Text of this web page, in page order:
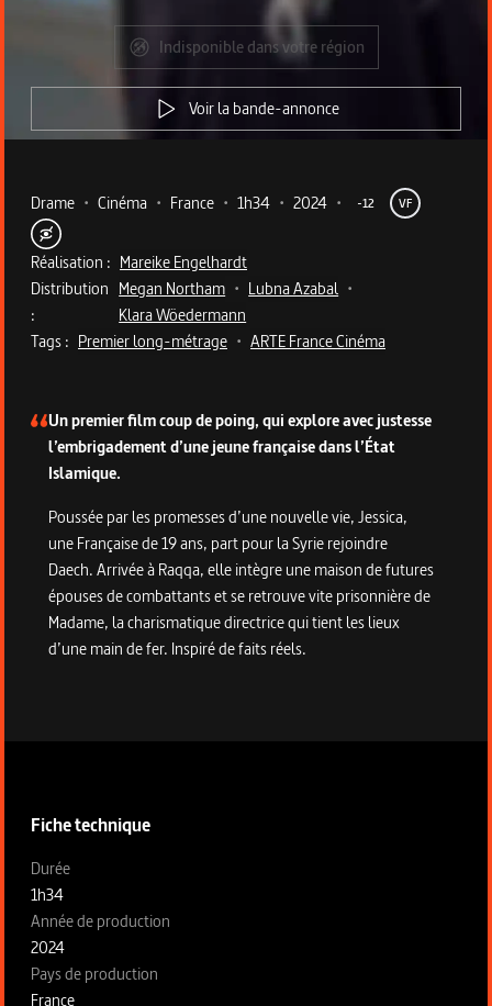
Indisponible dans votre région
Voir la bande-annonce
Metadata du programme
Drame • Cinéma • France • 1h34 • 2024 • -12 VF
Réalisation : Mareike Engelhardt
Distribution
:
Megan Northam • Lubna Azabal •
Klara Wöedermann
Tags : Premier long-métrage • ARTE France Cinéma
Un premier film coup de poing, qui explore avec justesse
l’embrigadement d’une jeune française dans l’État
Islamique.
Poussée par les promesses d’une nouvelle vie, Jessica,
une Française de 19 ans, part pour la Syrie rejoindre
Daech. Arrivée à Raqqa, elle intègre une maison de futures
épouses de combattants et se retrouve vite prisonnière de
Madame, la charismatique directrice qui tient les lieux
d’une main de fer. Inspiré de faits réels.
Fiche technique
Fiche technique section gauche
Durée
1h34
Année de production
2024
Pays de production
France